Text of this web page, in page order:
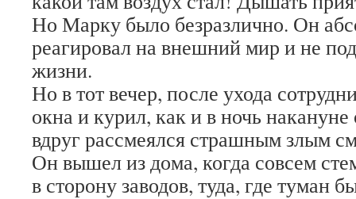
Но Марку было безразлично. Он
реагировал на внешний мир и не
жизни.
Но в тот вечер, после ухода
окна и курил, как и в ночь
вдруг рассмеялся страшным злым
Он вышел из дома, когда совсем
в сторону заводов, туда, где туман